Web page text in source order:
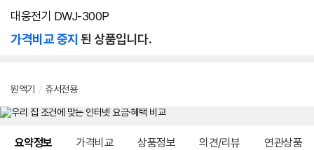
대웅전기 DWJ-300P
가격비교 중지 된 상품입니다.
원액기 / 쥬서전용
요약정보 가격비교 상품정보 의견/리뷰 연관상품